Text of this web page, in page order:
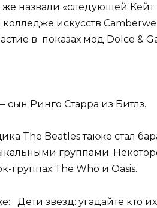
же назвали «следующей
искусств
в показах мод Dolce &
сын Ринго Старра из Битлз.
The Beatles также стал
группами.
группах The Who и Oasis.
Дети звёзд: угадайте кто